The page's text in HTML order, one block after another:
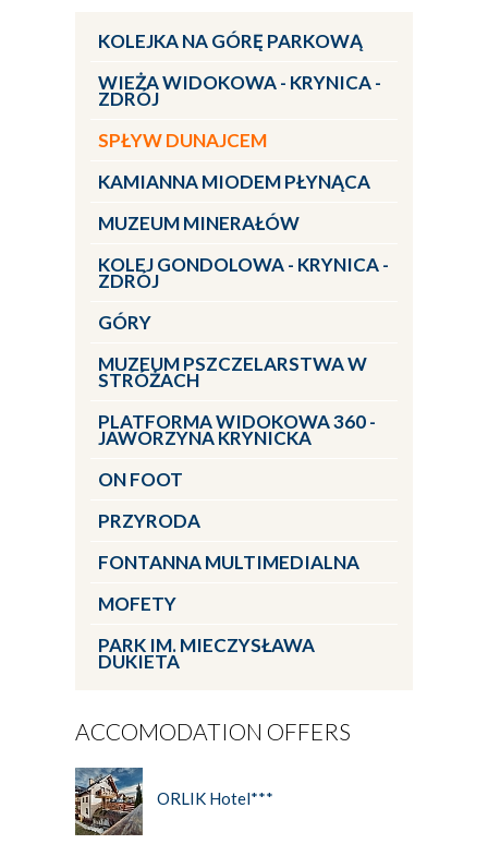
KOLEJKA NA GÓRĘ PARKOWĄ
WIEŻA WIDOKOWA - KRYNICA -
ZDRÓJ
SPŁYW DUNAJCEM
KAMIANNA MIODEM PŁYNĄCA
MUZEUM MINERAŁÓW
KOLEJ GONDOLOWA - KRYNICA -
ZDRÓJ
GÓRY
MUZEUM PSZCZELARSTWA W
STRÓŻACH
PLATFORMA WIDOKOWA 360 -
JAWORZYNA KRYNICKA
ON FOOT
PRZYRODA
FONTANNA MULTIMEDIALNA
MOFETY
PARK IM. MIECZYSŁAWA
DUKIETA
ACCOMODATION OFFERS
ORLIK Hotel***